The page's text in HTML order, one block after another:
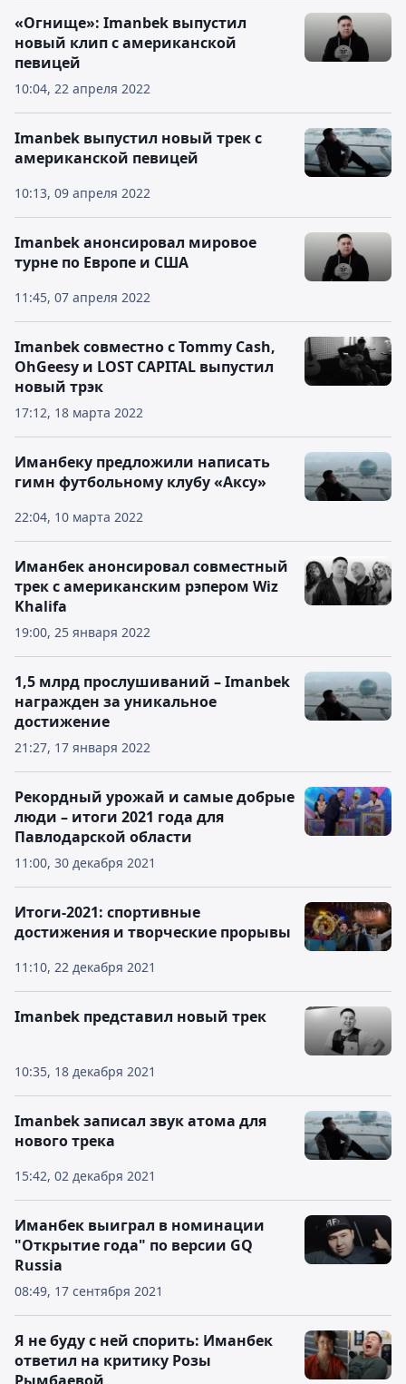
10:04, 22 апреля 2022
«Огнище»: Imanbek выпустил
новый клип с американской
певицей
10:13, 09 апреля 2022
Imanbek выпустил новый трек с
американской певицей
11:45, 07 апреля 2022
Imanbek анонсировал мировое
турне по Европе и США
17:12, 18 марта 2022
Imanbek совместно c Tommy Cash,
OhGeesy и LOST CAPITAL выпустил
новый трэк
22:04, 10 марта 2022
Иманбеку предложили написать
гимн футбольному клубу «Аксу»
19:00, 25 января 2022
Иманбек анонсировал совместный
трек с американским рэпером Wiz
Khalifa
21:27, 17 января 2022
1,5 млрд прослушиваний – Imanbek
награжден за уникальное
достижение
11:00, 30 декабря 2021
Рекордный урожай и самые добрые
люди – итоги 2021 года для
Павлодарской области
11:10, 22 декабря 2021
Итоги-2021: спортивные
достижения и творческие прорывы
10:35, 18 декабря 2021
Imanbek представил новый трек
15:42, 02 декабря 2021
Imanbek записал звук атома для
нового трека
08:49, 17 сентября 2021
Иманбек выиграл в номинации
"Открытие года" по версии GQ
Russia
Я не буду с ней спорить: Иманбек
ответил на критику Розы